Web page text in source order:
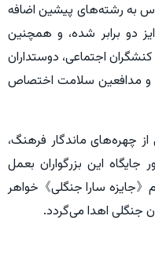
به رشته‌های پیشین اضافه
دو برابر شده، و همچنین
کنشگران اجتماعی، دوستداران
و مدافعین سلامت اختصاص
از چهره‌های ماندگار فرهنگ،
این بزرگواران بعمل
《جایزه سارا جنگلی》خواهر
جنگلی اهدا می‌گردد.